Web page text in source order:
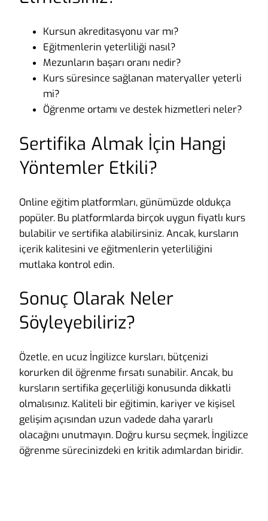
Kursun akreditasyonu var mı?
Eğitmenlerin yeterliliği nasıl?
Mezunların başarı oranı nedir?
Kurs süresince sağlanan materyaller yeterli
mi?
Öğrenme ortamı ve destek hizmetleri neler?
Sertifika Almak İçin Hangi
Yöntemler Etkili?
Online eğitim platformları, günümüzde oldukça
popüler. Bu platformlarda birçok uygun fiyatlı kurs
bulabilir ve sertifika alabilirsiniz. Ancak, kursların
içerik kalitesini ve eğitmenlerin yeterliliğini
mutlaka kontrol edin.
Sonuç Olarak Neler
Söyleyebiliriz?
Özetle, en ucuz İngilizce kursları, bütçenizi
korurken dil öğrenme fırsatı sunabilir. Ancak, bu
kursların sertifika geçerliliği konusunda dikkatli
olmalısınız. Kaliteli bir eğitimin, kariyer ve kişisel
gelişim açısından uzun vadede daha yararlı
olacağını unutmayın. Doğru kursu seçmek, İngilizce
öğrenme sürecinizdeki en kritik adımlardan biridir.